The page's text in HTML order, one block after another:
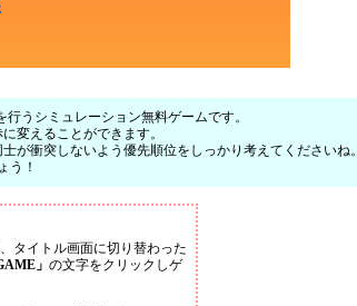
うシミュレーション無料ゲームです。
変えることができます。
が衝突しないよう優先順位をしっかり考えてくださいね。
う！
タイトル画面に切り替わった
」 の文字をクリックしゲ